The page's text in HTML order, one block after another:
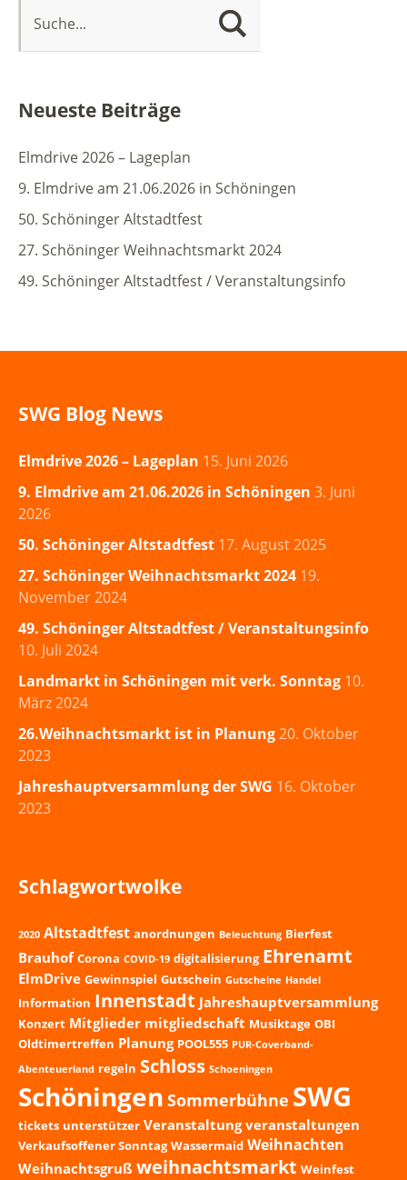
Neueste Beiträge
Elmdrive 2026 – Lageplan
9. Elmdrive am 21.06.2026 in Schöningen
50. Schöninger Altstadtfest
27. Schöninger Weihnachtsmarkt 2024
49. Schöninger Altstadtfest / Veranstaltungsinfo
SWG Blog News
Elmdrive 2026 – Lageplan 15. Juni 2026
9. Elmdrive am 21.06.2026 in Schöningen 3. Juni
2026
50. Schöninger Altstadtfest 17. August 2025
27. Schöninger Weihnachtsmarkt 2024 19.
November 2024
49. Schöninger Altstadtfest / Veranstaltungsinfo
10. Juli 2024
Landmarkt in Schöningen mit verk. Sonntag 10.
März 2024
26.Weihnachtsmarkt ist in Planung20. Oktober
2023
Jahreshauptversammlung der SWG 16. Oktober
2023
Schlagwortwolke
2020 Altstadtfest anordnungen Beleuchtung Bierfest
Brauhof Corona COVID-19 digitalisierung Ehrenamt
ElmDrive Gewinnspiel Gutschein Gutscheine Handel
Information Innenstadt Jahreshauptversammlung
Konzert Mitglieder mitgliedschaft Musiktage OBI
Oldtimertreffen Planung POOL555 PUR-Coverband-
Abenteuerland regeln Schloss Schoeningen
Schöningen Sommerbühne SWG
tickets unterstützer Veranstaltung veranstaltungen
Verkaufsoffener Sonntag Wassermaid Weihnachten
Weihnachtsgruß weihnachtsmarkt Weinfest